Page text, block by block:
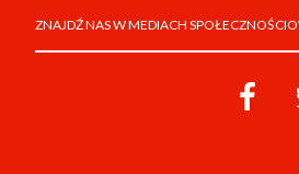
ZNAJDŹ NAS W MEDIACH